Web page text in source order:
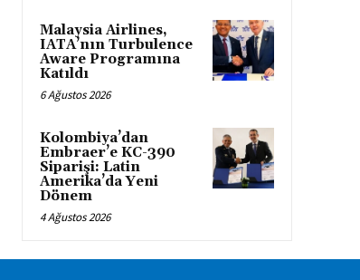
Malaysia Airlines,
IATA’nın Turbulence
Aware Programına
Katıldı
6 Ağustos 2026
Kolombiya’dan
Embraer’e KC-390
Siparişi: Latin
Amerika’da Yeni
Dönem
4 Ağustos 2026